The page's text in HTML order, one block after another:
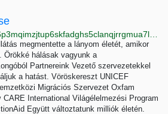
megmentette a lányom életét, amikor
Örökké hálásak vagyunk a
Partnereink Vezető szervezetekkel
a hatást. Vöröskereszt UNICEF
Migrációs Szervezet Oxfam
International Világélelmezési Program
Együtt változtatunk milliók életén.